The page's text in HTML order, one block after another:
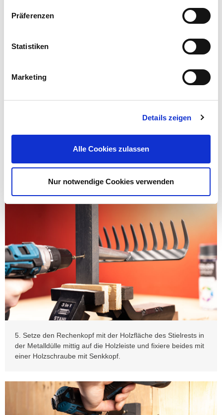
Präferenzen
Statistiken
Marketing
Details zeigen
Alle Cookies zulassen
Nur notwendige Cookies verwenden
Farblack oder bepinsle es mit Farbe. Anschließend gut
5. Setze den Rechenkopf mit der Holzfläche des Stielrests in
der Metalldülle mittig auf die Holzleiste und fixiere beides mit
einer Holzschraube mit Senkkopf.